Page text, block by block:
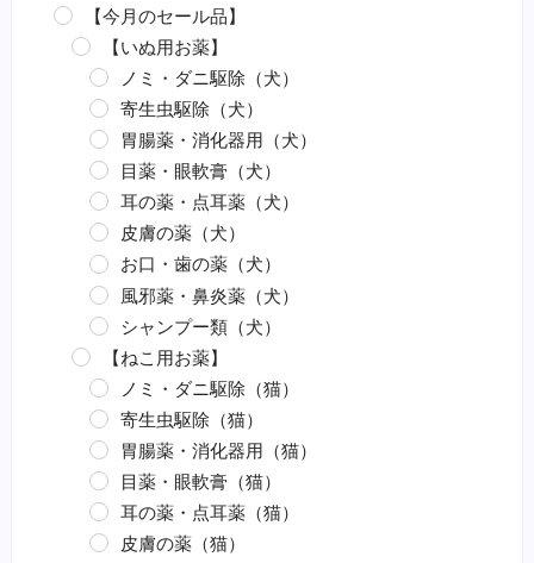
【今月のセール品】
【いぬ用お薬】
ノミ・ダニ駆除（犬）
寄生虫駆除（犬）
胃腸薬・消化器用（犬）
目薬・眼軟膏（犬）
耳の薬・点耳薬（犬）
皮膚の薬（犬）
お口・歯の薬（犬）
風邪薬・鼻炎薬（犬）
シャンプー類（犬）
【ねこ用お薬】
ノミ・ダニ駆除（猫）
寄生虫駆除（猫）
胃腸薬・消化器用（猫）
目薬・眼軟膏（猫）
耳の薬・点耳薬（猫）
皮膚の薬（猫）